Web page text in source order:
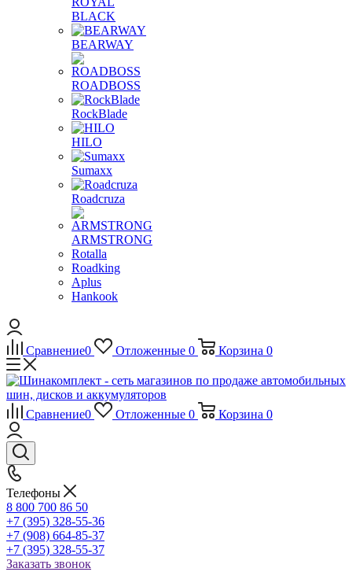
BLACK
BEARWAY
ROADBOSS
RockBlade
HILO
Sumaxx
Roadcruza
ARMSTRONG
Rotalla
Roadking
Aplus
Hankook
Сравнение0 Отложенные 0 Корзина 0
Сравнение0 Отложенные 0 Корзина 0
Телефоны
8 800 700 86 50
+7 (395) 328-55-36
+7 (908) 664-85-37
+7 (395) 328-55-37
Заказать звонок